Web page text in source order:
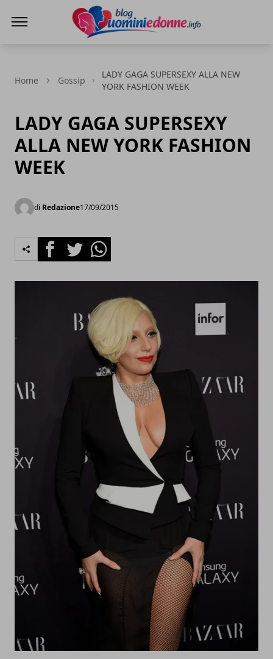
Home Gossip
LADY GAGA SUPERSEXY ALLA NEW
YORK FASHION WEEK
LADY GAGA SUPERSEXY
ALLA NEW YORK FASHION
WEEK
di Redazione17/09/2015
FacebookTwitterWhatsapp